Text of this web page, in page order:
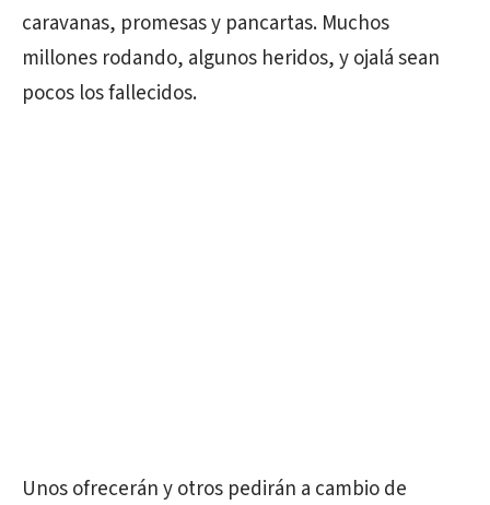
caravanas, promesas y pancartas. Muchos
millones rodando, algunos heridos, y ojalá sean
pocos los fallecidos.
Unos ofrecerán y otros pedirán a cambio de